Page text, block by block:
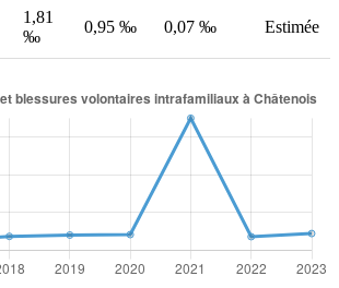
1,81
‰
0,95 ‰ 0,07 ‰ Estimée